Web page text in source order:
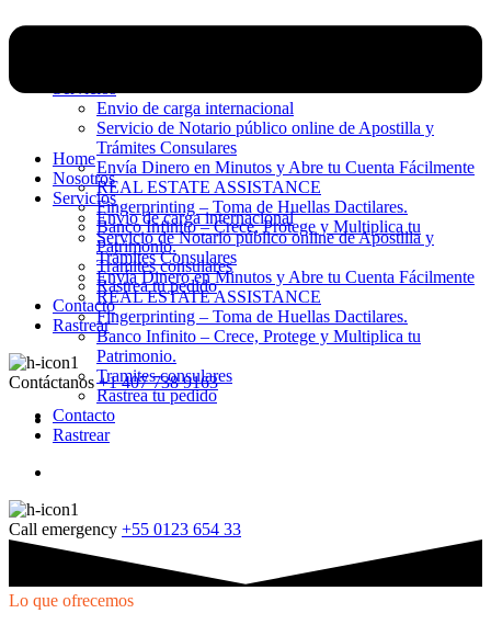
Envio de carga internacional
Servicio de Notario público online de Apostilla y
Trámites Consulares
Envía Dinero en Minutos y Abre tu Cuenta Fácilmente
REAL ESTATE ASSISTANCE
Fingerprinting – Toma de Huellas Dactilares.
Banco Infinito – Crece, Protege y Multiplica tu
Patrimonio.
Tramites consulares
Rastrea tu pedido
Contacto
Rastrear
Contáctanos +1 407 738 9163
Home
Nosotros
Servicios
Envio de carga internacional
Servicio de Notario público online de Apostilla y
Trámites Consulares
Envía Dinero en Minutos y Abre tu Cuenta Fácilmente
REAL ESTATE ASSISTANCE
Fingerprinting – Toma de Huellas Dactilares.
Banco Infinito – Crece, Protege y Multiplica tu
Patrimonio.
Tramites consulares
Rastrea tu pedido
Contacto
Rastrear
Call emergency +55 0123 654 33
Lo que ofrecemos